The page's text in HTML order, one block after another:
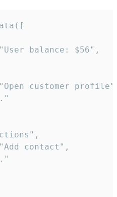
balance: $56",
customer
contact",